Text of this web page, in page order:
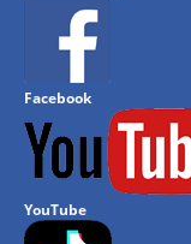
Facebook
YouTube